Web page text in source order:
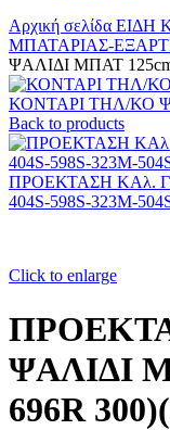
Αρχική σελίδα ΕΙΔΗ
ΜΠΑΤΑΡΙΑΣ-
ΨΑΛΙΔΙ ΜΠΑΤ
ΚΟΝΤΑΡΙ ΤΗΛ/ΚΟ
Back to products
ΠΡΟΕΚΤΑΣΗ ΚΑλ.
404S-598S-323M-
Click to enlarge
ΨΑΛΙΔΙ
696R